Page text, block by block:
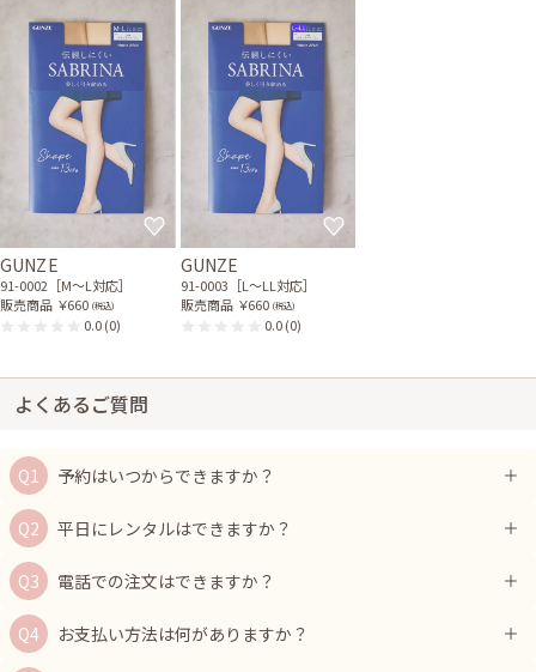
GUNZE
91-0002［M〜L対応］
販売商品 ￥660 (税込)
0.0(0)
GUNZE
91-0003［L〜LL対応］
販売商品 ￥660 (税込)
0.0(0)
よくあるご質問
予約はいつからできますか？
平日にレンタルはできますか？
電話での注文はできますか？
お支払い方法は何がありますか？